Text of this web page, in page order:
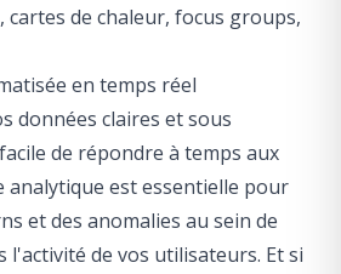
cartes de chaleur, focus groups,
en temps réel
données claires et sous
de répondre à temps aux
analytique est essentielle pour
et des anomalies au sein de
l'activité de vos utilisateurs. Et si